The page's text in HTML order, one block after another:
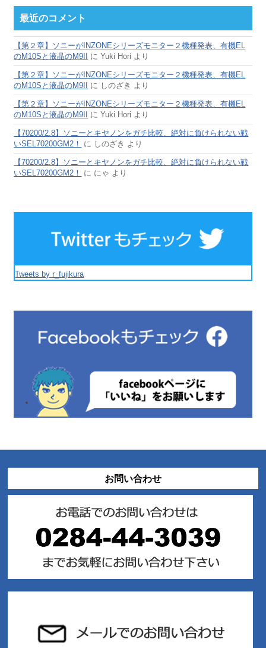
最近のコメント
【第２章】ソニーがINZONEシリーズモニター２機種発表、有機EL
のM10Sと液晶のM9II にYuki Hori より
【第２章】ソニーがINZONEシリーズモニター２機種発表、有機EL
のM10Sと液晶のM9II に しのざき より
【第２章】ソニーがINZONEシリーズモニター２機種発表、有機EL
のM10Sと液晶のM9II にYuki Hori より
【70200/2.8】ソニーとキヤノンをガチ比較、絶対に負けられない戦
いSEL70200GM2！
に しのざき より
【70200/2.8】ソニーとキヤノンをガチ比較、絶対に負けられない戦
いSEL70200GM2！
に にゃ より
Tweets by r_fujikura
お問い合わせ